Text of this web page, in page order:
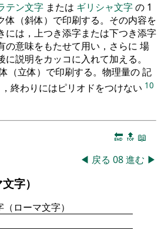
テン文字 または ギリシャ文字の 1
体（斜体）で印刷する。その内容を
には，上つき添字または下つき添字
の意味をもたせて用い，さらに 場
説明をカッコに入れて加える。
（立体）で印刷する。物理量の 記
終わりにはピリオドをつけない 10
🔚 🔝 📖
◀ 戻る 08進む ▶
字）
ローマ文字）